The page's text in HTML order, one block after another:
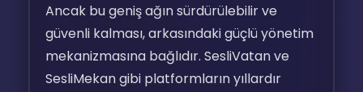
Ancak bu geniş ağın sürdürülebilir ve
güvenli kalması, arkasındaki güçlü yönetim
mekanizmasına bağlıdır. SesliVatan ve
SesliMekan gibi platformların yıllardır